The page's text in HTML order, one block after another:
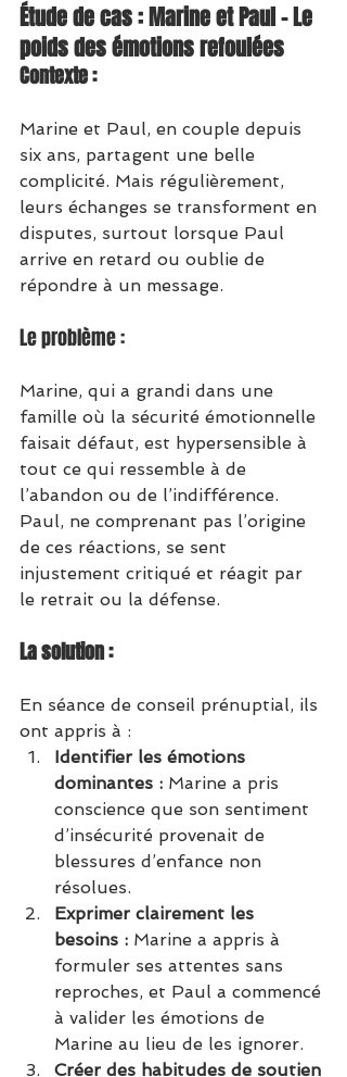
Étude de cas : Marine et Paul – Le
poids des émotions refoulées
Contexte :
Marine et Paul, en couple depuis
six ans, partagent une belle
complicité. Mais régulièrement,
leurs échanges se transforment en
disputes, surtout lorsque Paul
arrive en retard ou oublie de
répondre à un message.
Le problème :
Marine, qui a grandi dans une
famille où la sécurité émotionnelle
faisait défaut, est hypersensible à
tout ce qui ressemble à de
l’abandon ou de l’indifférence.
Paul, ne comprenant pas l’origine
de ces réactions, se sent
injustement critiqué et réagit par
le retrait ou la défense.
La solution :
En séance de conseil prénuptial, ils
ont appris à :
Identifier les émotions
dominantes : Marine a pris
conscience que son sentiment
d’insécurité provenait de
blessures d’enfance non
résolues.
Exprimer clairement les
besoins : Marine a appris à
formuler ses attentes sans
reproches, et Paul a commencé
à valider les émotions de
Marine au lieu de les ignorer.
Créer des habitudes de soutien